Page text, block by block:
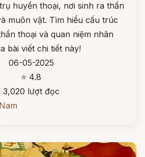
huyền thoại, nơi sinh ra thần
muôn vật. Tìm hiểu cấu trúc
thoại và quan niệm nhân
bài viết chi tiết này!
06-05-2025
⭐ 4.8
3,020 lượt đọc